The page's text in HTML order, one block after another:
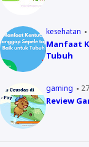
kesehatan
Manfaat
Tubuh
gaming
Review